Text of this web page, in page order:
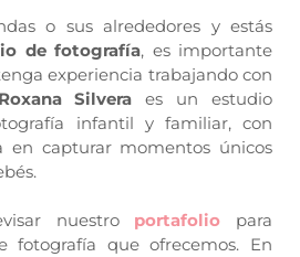
o sus alrededores y estás
de fotografía, es importante
experiencia trabajando con
Roxana Silvera es un estudio
infantil y familiar, con
en capturar momentos únicos
nuestro portafolio
para
fotografía que ofrecemos. En